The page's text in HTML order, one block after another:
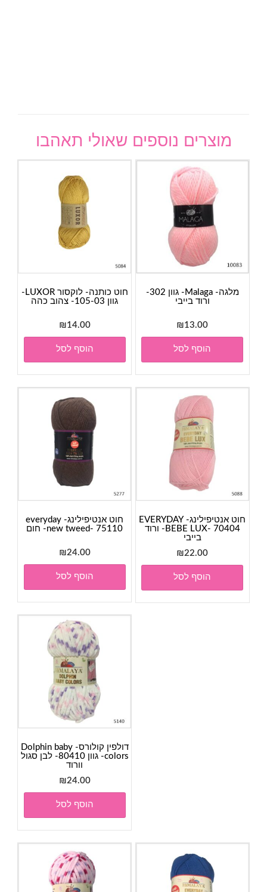
מוצרים נוספים שאולי תאהבו
מלגה- Malaga- גוון 302-
ורוד בייבי
₪13.00
הוסף לסל
חוט כותנה- לוקסור LUXOR-
גוון 105-03- צהוב כהה
₪14.00
הוסף לסל
חוט אנטיפילינג- EVERYDAY
BEBE LUX- 70404- ורוד
בייבי
₪22.00
הוסף לסל
חוט אנטיפילינג- everyday
new tweed- 75110- חום
₪24.00
הוסף לסל
דולפין קולורס- Dolphin baby
colors- גוון 80410- לבן סגול
וורוד
₪24.00
הוסף לסל